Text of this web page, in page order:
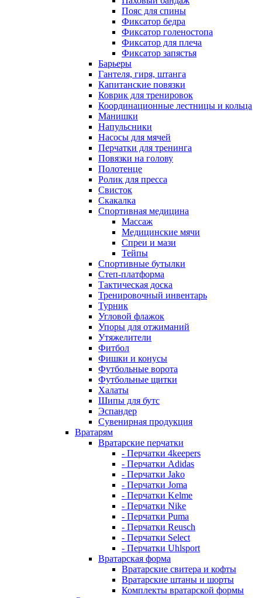
Пояс для спины
Фиксатор бедра
Фиксатор голеностопа
Фиксатор для плеча
Фиксатор запястья
Барьеры
Гантеля, гиря, штанга
Капитанские повязки
Коврик для тренировок
Координационные лестницы и кольца
Манишки
Напульсники
Насосы для мячей
Перчатки для тренинга
Повязки на голову
Полотенце
Ролик для пресса
Свисток
Скакалка
Спортивная медицина
Массаж
Медицинские мячи
Спреи и мази
Тейпы
Спортивные бутылки
Степ-платформа
Тактическая доска
Тренировочный инвентарь
Турник
Угловой флажок
Упоры для отжиманий
Утяжелители
Фитбол
Фишки и конусы
Футбольные ворота
Футбольные щитки
Халаты
Шипы для бутс
Эспандер
Сувенирная продукция
Вратарям
Вратарские перчатки
- Перчатки 4keepers
- Перчатки Adidas
- Перчатки Jako
- Перчатки Joma
- Перчатки Kelme
- Перчатки Nike
- Перчатки Puma
- Перчатки Reusch
- Перчатки Select
- Перчатки Uhlsport
Вратарская форма
Вратарские свитера и кофты
Вратарские штаны и шорты
Комплекты вратарской формы